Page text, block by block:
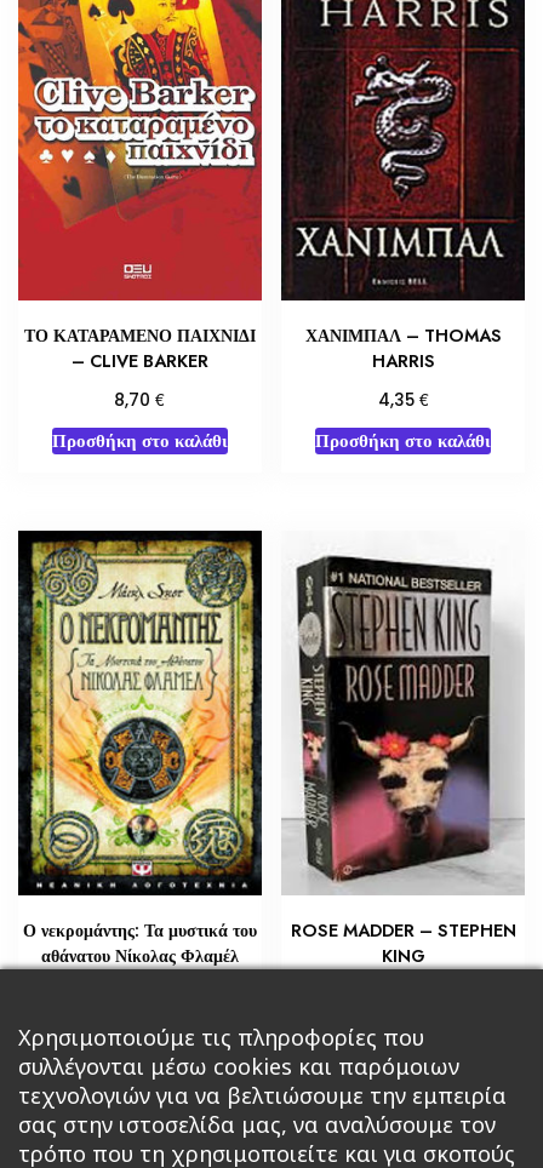
ΤΟ ΚΑΤΑΡΑΜΕΝΟ ΠΑΙΧΝΙΔΙ
– CLIVE BARKER
8,70€
Προσθήκη στο καλάθι
ΧΑΝΙΜΠΑΛ – THOMAS
HARRIS
4,35 €
Προσθήκη στο καλάθι
Ο νεκρομάντης: Τα μυστικά του
αθάνατου Νίκολας Φλαμέλ
Διαβάστε περισσότερα
ROSE MADDER – STEPHEN
KING
Προσθήκη στο καλάθι
Χρησιμοποιούμε τις πληροφορίες που
συλλέγονται μέσω cookies και παρόμοιων
τεχνολογιών για να βελτιώσουμε την εμπειρία
σας στην ιστοσελίδα μας, να αναλύσουμε τον
τρόπο που τη χρησιμοποιείτε και για σκοπούς